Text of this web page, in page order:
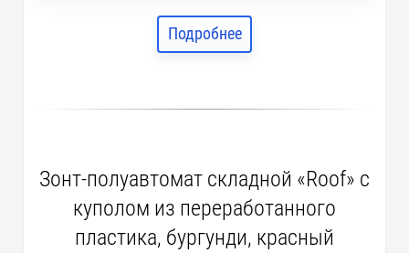
Подробнее
Зонт-полуавтомат складной «Roof» с
куполом из переработанного
пластика, бургунди, красный